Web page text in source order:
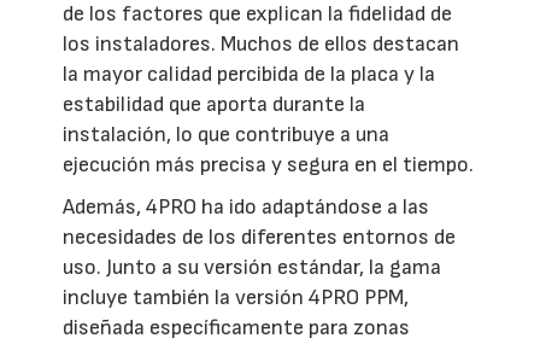
de los factores que explican la fidelidad de
los instaladores. Muchos de ellos destacan
la mayor calidad percibida de la placa y la
estabilidad que aporta durante la
instalación, lo que contribuye a una
ejecución más precisa y segura en el tiempo.
Además, 4PRO ha ido adaptándose a las
necesidades de los diferentes entornos de
uso. Junto a su versión estándar, la gama
incluye también la versión 4PRO PPM,
diseñada específicamente para zonas